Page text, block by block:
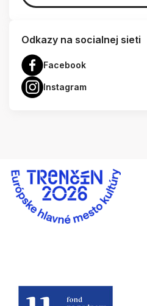
Odkazy na socialnej sieti
Facebook
Instagram